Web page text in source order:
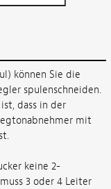
können Sie die
spulenschneiden.
dass in der
mit
keine 2-
3 oder 4 Leiter